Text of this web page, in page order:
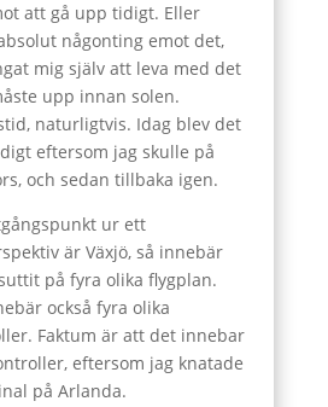
att gå upp tidigt. Eller
någonting emot det,
mig själv att leva med det
upp innan solen.
naturligtvis. Idag blev det
eftersom jag skulle på
och sedan tillbaka igen.
ur ett
är Växjö, så innebär
på fyra olika flygplan.
också fyra olika
Faktum är att det innebar
eftersom jag knatade
på Arlanda.